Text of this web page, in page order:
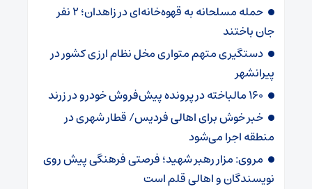
حمله مسلحانه به قهوه‌خانه‌ای در زاهدان؛ 2 نفر
جان باختند
دستگیری متهم متواری مخل نظام ارزی کشور در
پیرانشهر
160 مالباخته در پرونده پیش‌فروش خودرو در زرند
خبر خوش برای اهالی‌ ‌فردیس/ قطار شهری در
منطقه اجرا می‌شود
مروی: مزار رهبر شهید؛ فرصتی فرهنگی پیش روی
نویسندگان و اهالی قلم است